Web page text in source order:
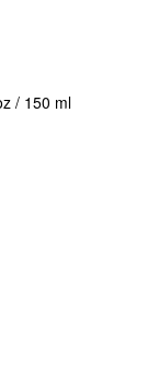
/ 150 ml